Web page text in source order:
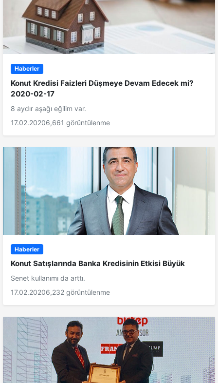
Haberler
Konut Kredisi Faizleri Düşmeye Devam Edecek mi?
2020-02-17
8 aydır aşağı eğilim var.
17.02.20206,661 görüntülenme
Haberler
Konut Satışlarında Banka Kredisinin Etkisi Büyük
Senet kullanımı da arttı.
17.02.20206,232 görüntülenme